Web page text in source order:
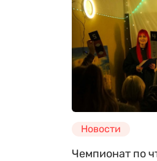
Новости
Чемпионат по